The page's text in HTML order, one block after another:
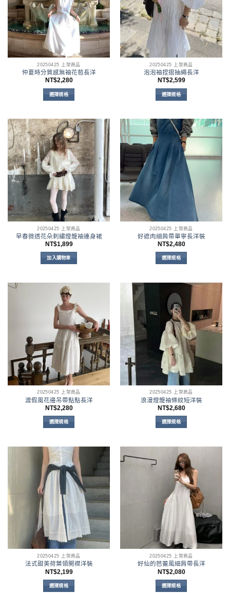
式。
可
在
產
品
頁
面
選
擇
選
項
可
面
選
擇
選
項
20250425 上架商品
仲夏時分質感無袖花苞長洋
NT$2,280
選擇規格
品
有
多
種
款
式。
可
在
產
頁
面
選
擇
選
項
20250425 上架商品
泡泡袖捏摺抽繩長洋
NT$2,599
選擇規格
品
有
種
款
面
選
擇
選
項
20250425 上架商品
早春微透花朵刺繡燈籠袖連身裙
NT$1,899
加入購物車
20250425 上架商品
好遮肉細肩帶單寧長洋裝
NT$2,480
選擇規格
有
多
種
款
式。
可
在
產
品
面
選
擇
選
項
20250425 上架商品
渡假風花邊吊帶點點長洋
NT$2,280
選擇規格
品
多
款
式。
可
在
產
品
頁
面
選
擇
選
項
20250425 上架商品
浪漫燈籠袖條紋短洋裝
NT$2,680
選擇規格
有
多
種
款
式。
產
品
頁
面
選
擇
選
項
20250425 上架商品
法式甜美荷葉領開襟洋裝
NT$2,199
選擇規格
20250425 上架商品
好仙的芭蕾風細肩帶長洋
NT$2,080
選擇規格